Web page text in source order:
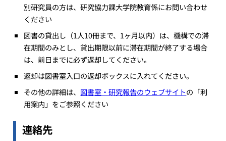
別研究員の方は、研究協力課大学院教育係にお問い合わせ
ください
図書の貸出し（1人10冊まで、1ヶ月以内）は、機構での滞
在期間のみとし、貸出期限以前に滞在期間が終了する場合
は、前日までに必ず返却してください。
返却は図書室入口の返却ボックスに入れてください。
その他の詳細は、 図書室・研究報告のウェブサイトの「利
用案内」をご参照ください
連絡先